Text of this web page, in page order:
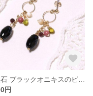
円